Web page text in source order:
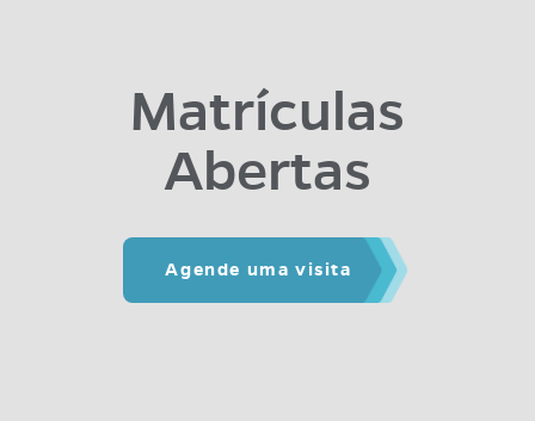
Matrículas
Abertas
Agende uma visita